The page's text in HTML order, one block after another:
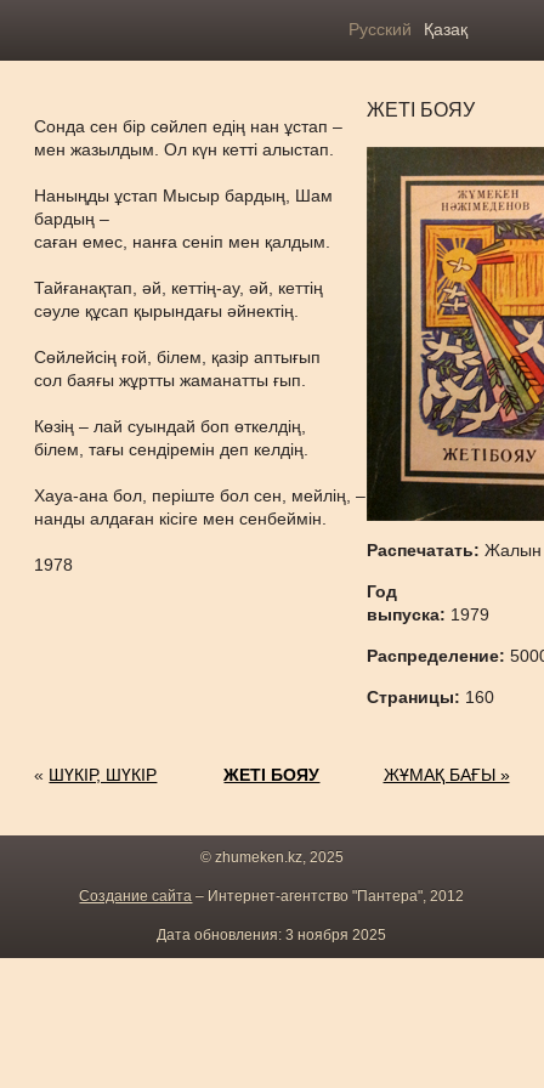
Русский Қазақ
Сонда сен бір сөйлеп едің нан ұстап –
мен жазылдым. Ол күн кетті алыстап.
Наныңды ұстап Мысыр бардың, Шам
бардың –
саған емес, нанға сеніп мен қалдым.
Тайғанақтап, әй, кеттің-ау, әй, кеттің
сәуле құсап қырындағы әйнектің.
Сөйлейсің ғой, білем, қазір аптығып
сол баяғы жұртты жаманатты ғып.
Көзің – лай суындай боп өткелдің,
білем, тағы сендіремін деп келдің.
Хауа-ана бол, періште бол сен, мейлің, –
нанды алдаған кісіге мен сенбеймін.
1978
ЖЕТІ БОЯУ
Распечатать:Жалын
Год
выпуска: 1979
Распределение:
Страницы: 160
« ШҮКІР, ШҮКІР ЖЕТІ БОЯУ ЖҰМАҚ БАҒЫ »
© zhumeken.kz, 2025
Создание сайта – Интернет-агентство "Пантера", 2012
Дата обновления: 3 ноября 2025